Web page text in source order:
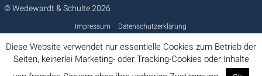
© Wedewardt & Schulte 2026
Impressum Datenschutzerklärung
Diese Website verwendet nur essentielle Cookies zum Betrieb der
Seiten, keinerlei Marketing- oder Tracking-Cookies oder Inhalte